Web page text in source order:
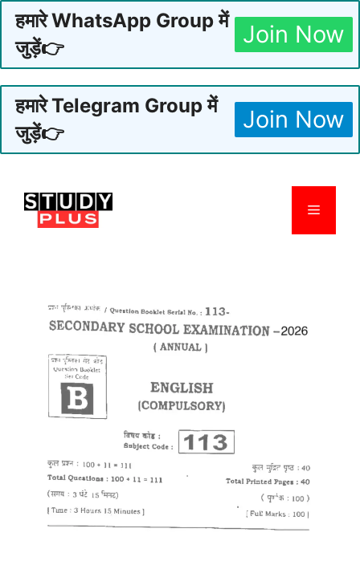
हमारे WhatsApp Group में
जुड़ें👉
Join Now
हमारे Telegram Group में
जुड़ें👉
Join Now
content
Menu